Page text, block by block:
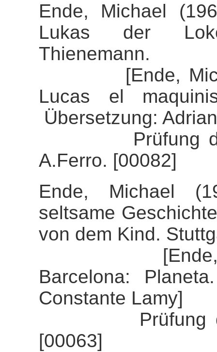
Ende, Michael
Lukas der
Thienemann.
[Ende,
Lucas el
Übersetzung:
Prüfung der
A.Ferro. [00082]
Ende, Michael
seltsame
von dem Kind.
[Ende,
Barcelona:
Constante Lamy]
Prüfung der
[00063]